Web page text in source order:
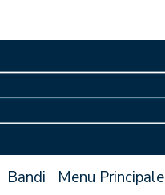
Bandi Menu Principale